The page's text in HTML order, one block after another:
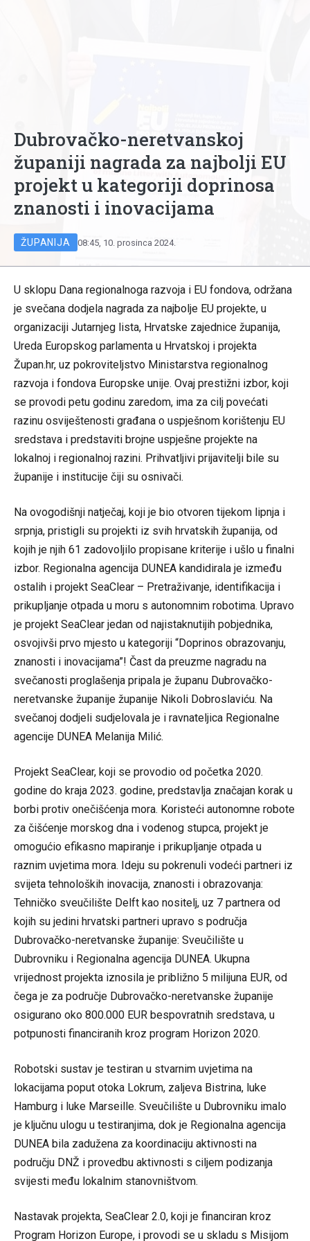
Dubrovačko-neretvanskoj
županiji nagrada za najbolji EU
projekt u kategoriji doprinosa
znanosti i inovacijama
ŽUPANIJA 08:45, 10. prosinca 2024.
U sklopu Dana regionalnoga razvoja i EU fondova, održana
je svečana dodjela nagrada za najbolje EU projekte, u
organizaciji Jutarnjeg lista, Hrvatske zajednice županija,
Ureda Europskog parlamenta u Hrvatskoj i projekta
Župan.hr, uz pokroviteljstvo Ministarstva regionalnog
razvoja i fondova Europske unije. Ovaj prestižni izbor, koji
se provodi petu godinu zaredom, ima za cilj povećati
razinu osviještenosti građana o uspješnom korištenju EU
sredstava i predstaviti brojne uspješne projekte na
lokalnoj i regionalnoj razini. Prihvatljivi prijavitelji bile su
županije i institucije čiji su osnivači.
Na ovogodišnji natječaj, koji je bio otvoren tijekom lipnja i
srpnja, pristigli su projekti iz svih hrvatskih županija, od
kojih je njih 61 zadovoljilo propisane kriterije i ušlo u finalni
izbor. Regionalna agencija DUNEA kandidirala je između
ostalih i projekt SeaClear – Pretraživanje, identifikacija i
prikupljanje otpada u moru s autonomnim robotima. Upravo
je projekt SeaClear jedan od najistaknutijih pobjednika,
osvojivši prvo mjesto u kategoriji “Doprinos obrazovanju,
znanosti i inovacijama”! Čast da preuzme nagradu na
svečanosti proglašenja pripala je županu Dubrovačko-
neretvanske županije županije Nikoli Dobroslaviću. Na
svečanoj dodjeli sudjelovala je i ravnateljica Regionalne
agencije DUNEA Melanija Milić.
Projekt SeaClear, koji se provodio od početka 2020.
godine do kraja 2023. godine, predstavlja značajan korak u
borbi protiv onečišćenja mora. Koristeći autonomne robote
za čišćenje morskog dna i vodenog stupca, projekt je
omogućio efikasno mapiranje i prikupljanje otpada u
raznim uvjetima mora. Ideju su pokrenuli vodeći partneri iz
svijeta tehnoloških inovacija, znanosti i obrazovanja:
Tehničko sveučilište Delft kao nositelj, uz 7 partnera od
kojih su jedini hrvatski partneri upravo s područja
Dubrovačko-neretvanske županije: Sveučilište u
Dubrovniku i Regionalna agencija DUNEA. Ukupna
vrijednost projekta iznosila je približno 5 milijuna EUR, od
čega je za područje Dubrovačko-neretvanske županije
osigurano oko 800.000 EUR bespovratnih sredstava, u
potpunosti financiranih kroz program Horizon 2020.
Robotski sustav je testiran u stvarnim uvjetima na
lokacijama poput otoka Lokrum, zaljeva Bistrina, luke
Hamburg i luke Marseille. Sveučilište u Dubrovniku imalo
je ključnu ulogu u testiranjima, dok je Regionalna agencija
DUNEA bila zadužena za koordinaciju aktivnosti na
području DNŽ i provedbu aktivnosti s ciljem podizanja
svijesti među lokalnim stanovništvom.
Nastavak projekta, SeaClear 2.0, koji je financiran kroz
Program Horizon Europe, i provodi se u skladu s Misijom